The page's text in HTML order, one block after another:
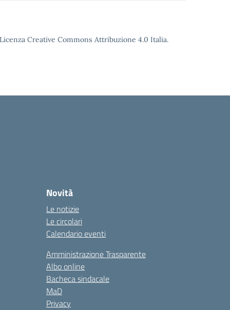
Creative Commons Attribuzione 4.0 Italia.
Novità
Le notizie
Le circolari
Calendario eventi
Amministrazione Trasparente
Albo online
Bacheca sindacale
MaD
Privacy